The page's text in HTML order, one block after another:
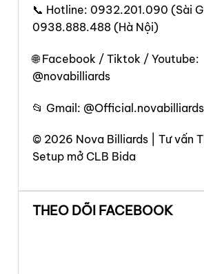
📞 Hotline: 0932.201.090 (Sài
0938.888.488 (Hà Nội)
🌐 Facebook / Tiktok / Youtube:
@novabilliards
📂 Gmail: @Official.novabilliards
© 2026 Nova Billiards | Tư vấn
Setup mở CLB Bida
THEO DÕI FACEBOOK